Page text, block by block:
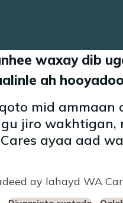
waxay dib
ah
mid ammaan
jiro wakhtigan,
ayaa aad
ay lahayd WA